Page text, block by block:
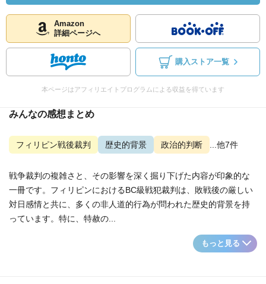
Amazon
詳細ページへ
購入ストア一覧
本ページはアフィリエイトプログラムによる収益を得ています
みんなの感想まとめ
フィリピン戦後裁判 歴史的背景 政治的判断 ...他7件
戦争裁判の複雑さと、その影響を深く掘り下げた内容が印象的な
一冊です。フィリピンにおけるBC級戦犯裁判は、敗戦後の厳しい
対日感情と共に、多くの非人道的行為が問われた歴史的背景を持
っています。特に、特赦の...
もっと見る